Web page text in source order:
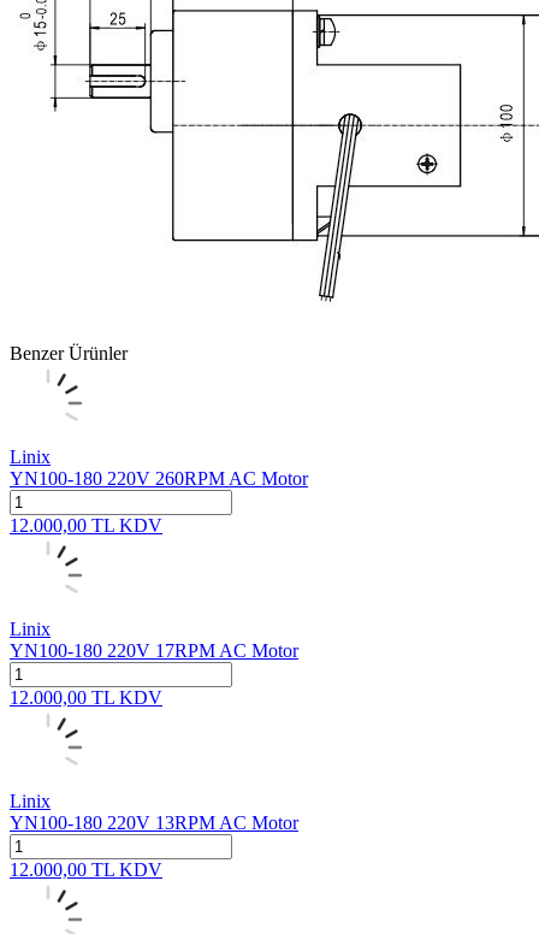
Benzer Ürünler
Linix
YN100-180 220V 260RPM AC Motor
12.000,00 TL KDV
Linix
YN100-180 220V 17RPM AC Motor
12.000,00 TL KDV
Linix
YN100-180 220V 13RPM AC Motor
12.000,00 TL KDV